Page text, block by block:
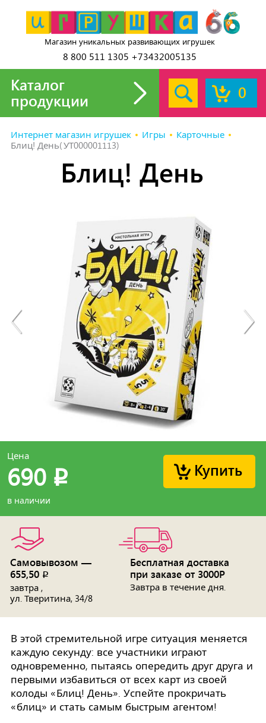
Магазин уникальных развивающих игрушек
8 800 511 1305 +73432005135
0
Каталог
продукции
Интернет магазин игрушек Игры
Карточные
Блиц! День(УТ000001113)
Блиц! День
Купить
Цена
690 p
в наличии
Самовывозом —
655,50 p
завтра ,
ул. Тверитина, 34/8
Бесплатная доставка
при заказе от 3000Р
Завтра в течение дня.
В этой стремительной игре ситуация меняется
каждую секунду: все участники играют
одновременно, пытаясь опередить друг друга и
первыми избавиться от всех карт из своей
колоды «Блиц! День». Успейте прокричать
«блиц» и стать самым быстрым агентом!